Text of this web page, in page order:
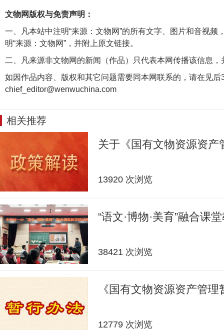
文物网版权与免责声明：
一、凡本站中注明“来源：文物网”的所有文字、图片和音视
明“来源：文物网”，并附上原文链接。
二、凡来源非文物网的新闻（作品）只代表本网传播该信息
如因作品内容、版权和其它问题需要同本网联系的，请在见后
chief_editor@wenwuchina.com
相关推荐
关于《国有文物资源资
13920 次浏览
“语文·博物·美育”融合课
38421 次浏览
《国有文物资源资产管
12779 次浏览